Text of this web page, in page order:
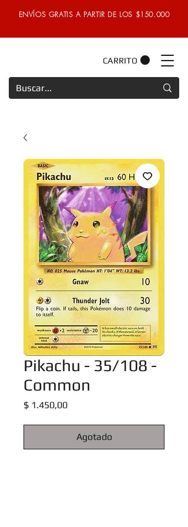
ENVÍOS GRATIS A PARTIR DE LOS $150.000
CARRITO
Pikachu - 35/108 -
Common
$ 1.450,00Precio
Agotado